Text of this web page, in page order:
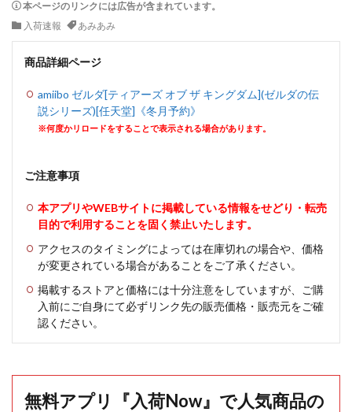
本ページのリンクには広告が含まれています。
入荷速報
あみあみ
商品詳細ページ
amiibo ゼルダ[ティアーズ オブ ザ キングダム](ゼルダの伝
説シリーズ)[任天堂]《冬月予約》
※何度かリロードをすることで表示される場合があります。
ご注意事項
本アプリやWEBサイトに掲載している情報をせどり・転売
目的で利用することを固く禁止いたします。
アクセスのタイミングによっては在庫切れの場合や、価格
が変更されている場合があることをご了承ください。
掲載するストアと価格には十分注意をしていますが、ご購
入前にご自身にて必ずリンク先の販売価格・販売元をご確
認ください。
無料アプリ『入荷Now』で人気商品の